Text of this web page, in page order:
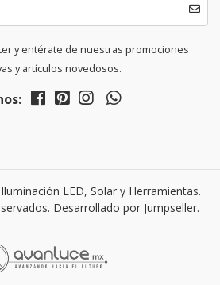
y entérate de nuestras promociones
y artículos novedosos.
LED, Solar y Herramientas.
Desarrollado por Jumpseller.